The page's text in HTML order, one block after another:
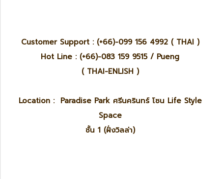
Customer Support : (+66)-099 156 4992 ( THAI )
Hot Line : (+66)-083 159 9515 / Pueng
( THAI-ENLISH )
Location : Paradise Park ศรีนครินทร์ โซน Life Style
Space
ชั้น 1 (ฝั่งวิลล่า)